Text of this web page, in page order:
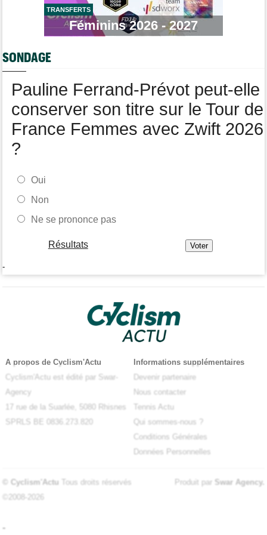
Tour de Pologne
Bart Lemmen fait coup double sur la 4e étape, UAE déçoit !
pour 1 an
Felix Gall remporte la 3e étape et prend les commandes du
général
TRANSFERTS
Féminins 2026 - 2027
SONDAGE
Pauline Ferrand-Prévot peut-elle
conserver son titre sur le Tour de
France Femmes avec Zwift 2026
?
Oui
Non
Ne se prononce pas
Résultats
-
A propos de Cyclism'Actu
Cyclism'Actu est édité par Swar-
Agency
17 rue de la Suarlée, 5080 Rhisnes
SPRLS BE 0836.273.820
Informations supplémentaires
Devenir partenaire
Nous contacter
Tennis Actu
Qui sommes-nous ?
Conditions Générales
Données Personnelles
© Cyclism'Actu Tous droits réservés
©2008-2026
Produit par Swar Agency.
-